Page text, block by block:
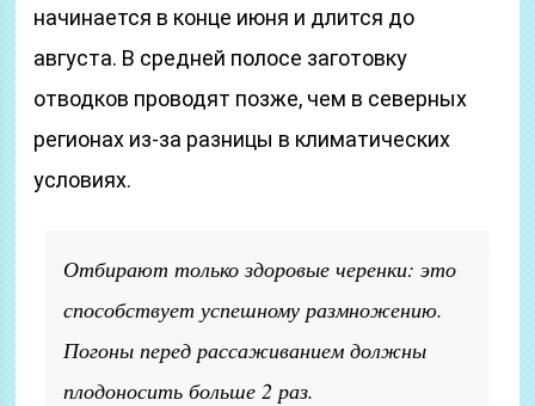
начинается в конце июня и длится до
августа. В средней полосе заготовку
отводков проводят позже, чем в северных
регионах из-за разницы в климатических
условиях.
Отбирают только здоровые черенки: это
способствует успешному размножению.
Погоны перед рассаживанием должны
плодоносить больше 2 раз.